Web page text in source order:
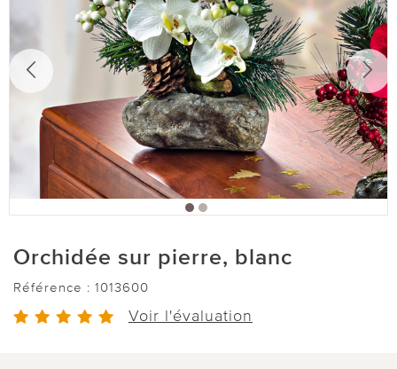
Orchidée sur pierre, blanc
Référence : 1013600
Voir l'évaluation